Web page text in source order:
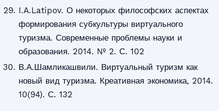
I.A.Latipov. О некоторых философских аспектах
формирования субкультуры виртуального
туризма. Современные проблемы науки и
образования. 2014. № 2. С. 102
В.А.Шамликашвили. Виртуальный туризм как
новый вид туризма. Креативная экономика, 2014.
10(94). С. 132